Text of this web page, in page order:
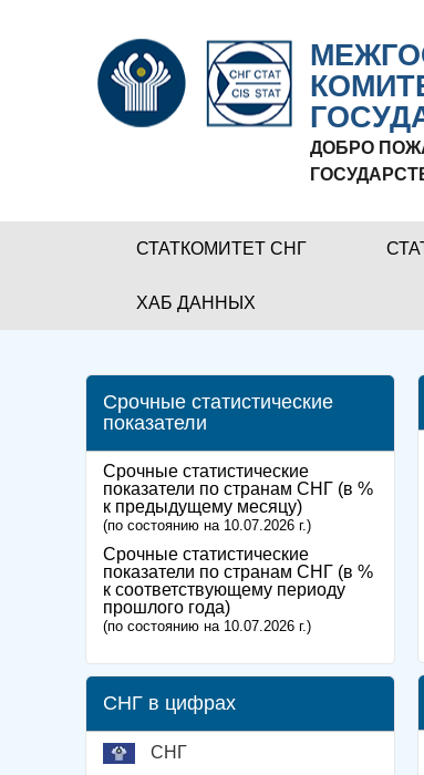
ДОБРО
СТАТКОМИТЕТ СНГ
ХАБ ДАННЫХ
Срочные статистические
показатели
Срочные статистические
показатели по странам СНГ (в %
к предыдущему месяцу)
(по состоянию на 10.07.2026 г.)
Срочные статистические
показатели по странам СНГ (в %
к соответствующему периоду
прошлого года)
(по состоянию на 10.07.2026 г.)
СНГ в цифрах
СНГ